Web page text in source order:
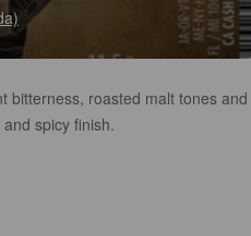
bitterness, roasted malt tones and
spicy finish.